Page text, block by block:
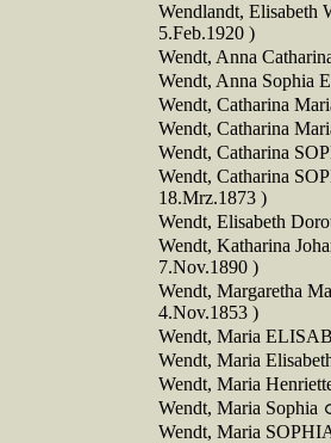
Wendlandt, Elisabeth
5.Feb.1920 )
Wendt, Anna
Wendt, Anna Sophia
Wendt, Catharina
Wendt, Catharina
Wendt, Catharina
Wendt, Catharina
18.Mrz.1873 )
Wendt, Elisabeth
Wendt, Katharina
7.Nov.1890 )
Wendt, Margaretha
4.Nov.1853 )
Wendt, Maria
Wendt, Maria
Wendt, Maria
Wendt, Maria Sophia
Wendt, Maria